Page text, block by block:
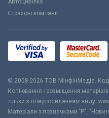
Автоцивілка
Страхові компанії
© 2008-2026 ТОВ МiнфiнМедiа.
Копіювання і розміщення
тільки з гіперпосиланням виду:
Матеріали з позначками "Р",